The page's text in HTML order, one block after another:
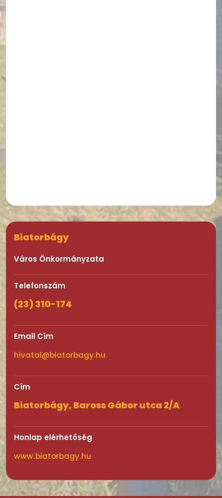
Biatorbágy
Város Önkormányzata
Telefonszám
(23) 310-174
Email Cím
hivatal@biatorbagy.hu
Cím
Biatorbágy, Baross Gábor utca 2/A
Honlap elérhetőség
www.biatorbagy.hu